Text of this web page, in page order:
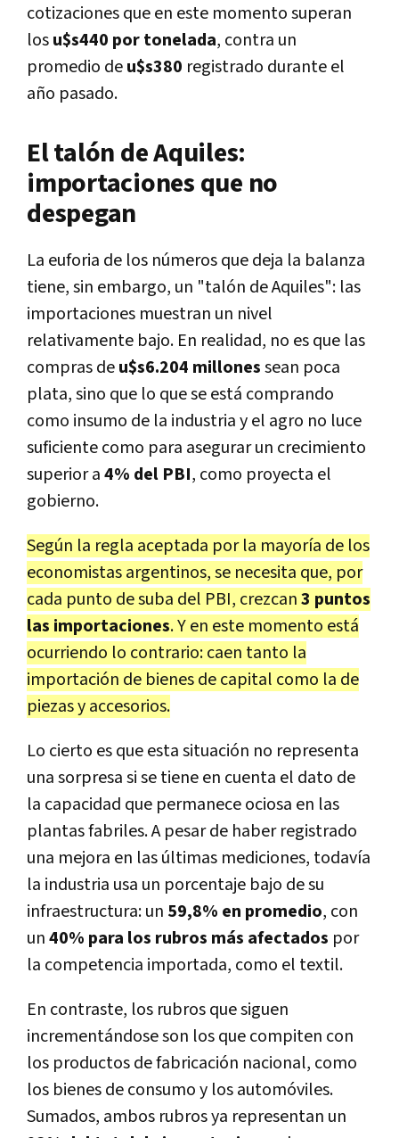
cotizaciones que en este momento superan
losu$s440 por tonelada, contra un
promedio deu$s380 registrado durante el
año pasado.
El talón de Aquiles:
importaciones que no
despegan
La euforia de los números que deja la balanza
tiene, sin embargo, un "talón de Aquiles": las
importaciones muestran un nivel
relativamente bajo. En realidad, no es que las
compras deu$s6.204 millonessean poca
plata, sino que lo que se está comprando
como insumo de la industria y el agro no luce
suficiente como para asegurar un crecimiento
superior a4% del PBI, como proyecta el
gobierno.
Según la regla aceptada por la mayoría de los
economistas argentinos, se necesita que, por
cada punto de suba del PBI, crezcan3 puntos
las importaciones. Y en este momento está
ocurriendo lo contrario: caen tanto la
importación de bienes de capital como la de
piezas y accesorios.
Lo cierto es que esta situación no representa
una sorpresa si se tiene en cuenta el dato de
la capacidad que permanece ociosa en las
plantas fabriles. A pesar de haber registrado
una mejora en las últimas mediciones, todavía
la industria usa un porcentaje bajo de su
infraestructura: un 59,8% en promedio, con
un40% para los rubros más afectados por
la competencia importada, como el textil.
En contraste, los rubros que siguen
incrementándose son los que compiten con
los productos de fabricación nacional, como
los bienes de consumo y los automóviles.
Sumados, ambos rubros ya representan un